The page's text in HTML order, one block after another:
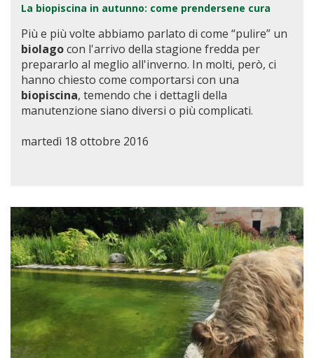
La biopiscina in autunno: come prendersene cura
Più e più volte abbiamo parlato di come “pulire” un
biolagocon l'arrivo della stagione fredda per
prepararlo al meglio all'inverno. In molti, però, ci
hanno chiesto come comportarsi con una
biopiscina, temendo che i dettagli della
manutenzione siano diversi o più complicati.
martedì 18 ottobre 2016